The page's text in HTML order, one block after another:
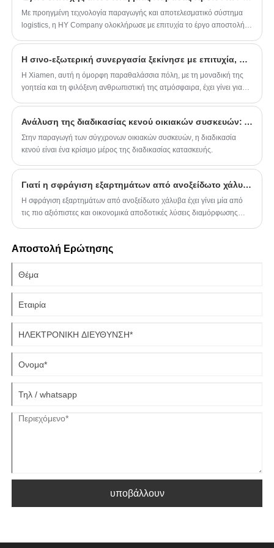
εμπορίου, είναι ένας μακροπρόθεσμος
σταθερός προμηθευτής για χονδρεμπόρους
ηλεκτρονικό εμπόριο.
Με προηγμένη τεχνολογία παραγωγής και αποτελεσματικό σύστημα
logistics, η HY Company ολοκλήρωσε με επιτυχία το έργο αποστολής
Η σινο-εξωτερική συνεργασία ξεκίνησε με επιτυχία, η Xiamen Zhongshan Road είναι μάρτυρας φιλίας και συνεργασίας
Η Xiamen, αυτή η όμορφη παραθαλάσσια πόλη, με τη μοναδική της
γοητεία και τη φιλόξενη ανθρωπιστική της ατμόσφαιρα, έχει γίνει για
Εξωτερικού Εμπορίου, το HY καλωσόρισε το δοκιμαστικό πέρασμα
του έργου 400 αξόνων. Με την επιτυχή ολοκλήρωση του έργου, όχι
μόνο θερίσαμε επιχειρηματική επιτυχία, αλλά αφήσαμε επίσης ίχνη
Ανάλυση της διαδικασίας κενού οικιακών συσκευών: Λαμβάνοντας ως παραδείγματα το κέλυφος του πλυντηρίου και τα εσωτερικά και εξωτερικά πάνελ των ψυγείων
Στην παραγωγή των σύγχρονων οικιακών συσκευών, η διαδικασία
κενού είναι ένα κρίσιμο μέρος της διαδικασίας κατασκευής.
Γιατί η σφράγιση εξαρτημάτων από ανοξείδωτο χάλυβα είναι απαραίτητη για την κατασκευή ακριβείας;
​Η σφράγιση εξαρτημάτων από ανοξείδωτο χάλυβα έχει γίνει μία από
τις πιο αξιόπιστες και οικονομικά αποδοτικές λύσεις διαμόρφωσης
που ασχολείται βαθιά με την κατασκευή μετάλλων, η Xiamen Hongyu
ποιότητας, παραγωγής υψηλής απόδοσης και σταθερής ακρίβειας
Αποστολή Ερώτησης
υποβάλλουν